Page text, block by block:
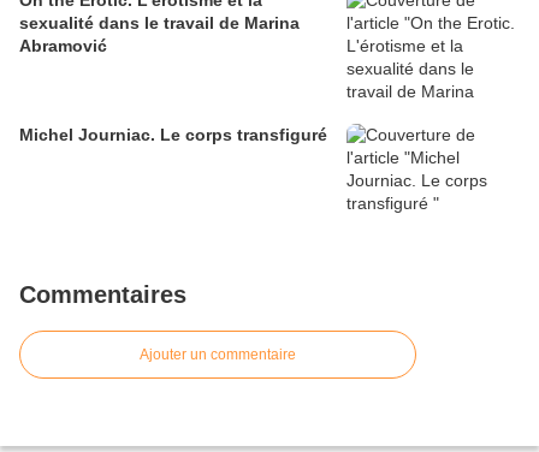
sexualité dans le travail de Marina
Abramović
Michel Journiac. Le corps transfiguré
Commentaires
Ajouter un commentaire